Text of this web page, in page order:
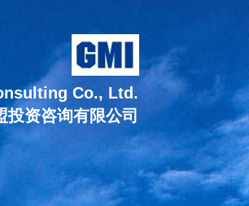
Co., Ltd.
投资咨询有限公司